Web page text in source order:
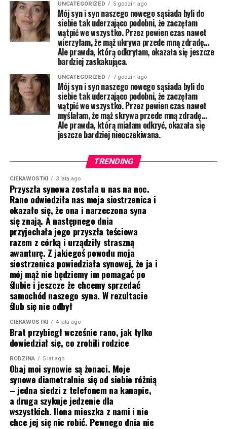
UNCATEGORIZED 5 godzin ago
Mój syn i syn naszego nowego sąsiada byli do
siebie tak uderzająco podobni, że zaczęłam
wątpić we wszystko. Przez pewien czas nawet
wierzyłam, że mąż ukrywa przede mną zdradę…
Ale prawda, którą odkryłam, okazała się jeszcze
bardziej zaskakująca.
UNCATEGORIZED 7 godzin ago
Mój syn i syn naszego nowego sąsiada byli do
siebie tak uderzająco podobni, że zaczęłam
wątpić we wszystko. Przez pewien czas nawet
myślałam, że mąż skrywa przede mną zdradę…
Ale prawda, którą miałam odkryć, okazała się
jeszcze bardziej nieoczekiwana.
TRENDING
CIEKAWOSTKI 3 lata ago
Przyszła synowa została u nas na noc.
Rano odwiedziła nas moja siostrzenica i
okazało się, że ona i narzeczona syna
się znają. A następnego dnia
przyjechała jego przyszła teściowa
razem z córką i urządziły straszną
awanturę. Z jakiegoś powodu moja
siostrzenica powiedziała synowej, że ja i
mój mąż nie będziemy im pomagać po
ślubie i jeszcze że chcemy sprzedać
samochód naszego syna. W rezultacie
ślub się nie odbył
CIEKAWOSTKI 4 lata ago
Brat przybiegł wcześnie rano, jak tylko
dowiedział się, co zrobili rodzice
RODZINA 5 lat ago
Obaj moi synowie są żonaci. Moje
synowe diametralnie się od siebie różnią
– jedna siedzi z telefonem na kanapie,
a druga szykuje jedzenie dla
wszystkich. Ilona mieszka z nami i nie
chce jej się nic robić. Pewnego dnia nie